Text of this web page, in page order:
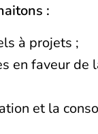
:
à projets ;
en faveur de
et la